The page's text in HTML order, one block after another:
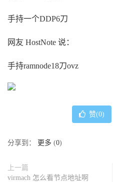
手持一个DDP6刀
网友 HostNote 说：
手持ramnode18刀ovz
赞(0)
分享到： 更多 (0)
上一篇
virmach 怎么看节点地址啊